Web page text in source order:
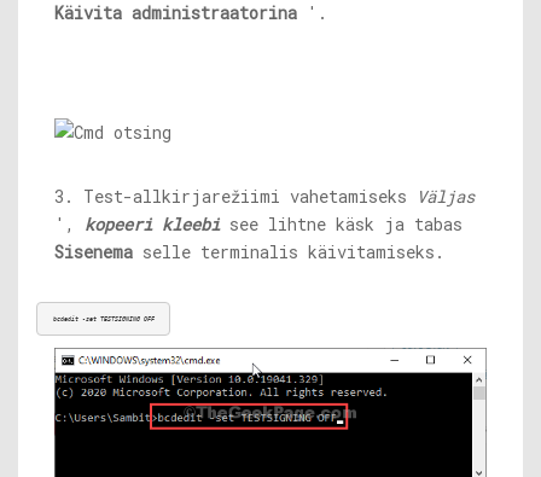
Käivita administraatorina '.
3. Test-allkirjarežiimi vahetamiseks
Väljas
', kopeeri kleebi see lihtne käsk ja tabas
Sisenema selle terminalis käivitamiseks.
bcdedit -set TESTSIGNING OFF